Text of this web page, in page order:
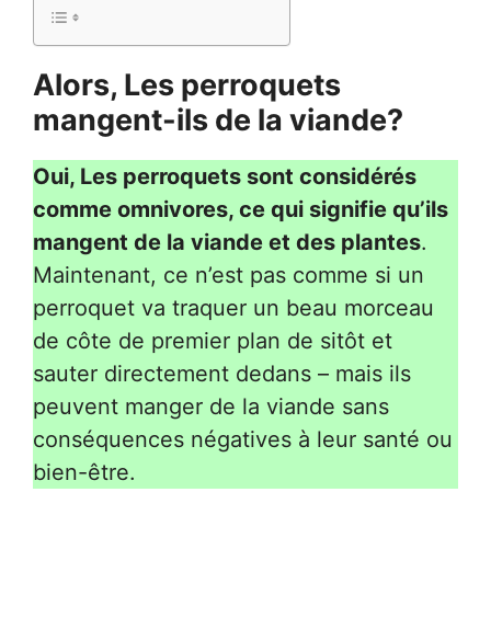
Alors, Les perroquets
mangent-ils de la viande?
Oui, Les perroquets sont considérés
comme omnivores, ce qui signifie qu’ils
mangent de la viande et des plantes.
Maintenant, ce n’est pas comme si un
perroquet va traquer un beau morceau
de côte de premier plan de sitôt et
sauter directement dedans – mais ils
peuvent manger de la viande sans
conséquences négatives à leur santé ou
bien-être.